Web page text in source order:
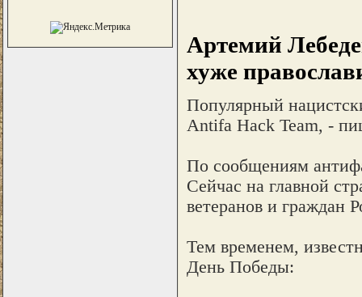
Артемий
хуже
Популярный
Аntifa Hack Team, -
По сообщениям
Сейчас на главной
ветеранов и граждан
Тем временем,
День Победы: